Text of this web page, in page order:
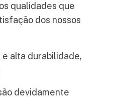
qualidades que
dos nossos
alta durabilidade,
devidamente